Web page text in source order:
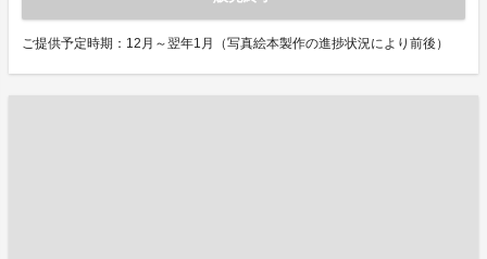
ご提供予定時期：12月～翌年1月（写真絵本製作の進捗状況により前後）